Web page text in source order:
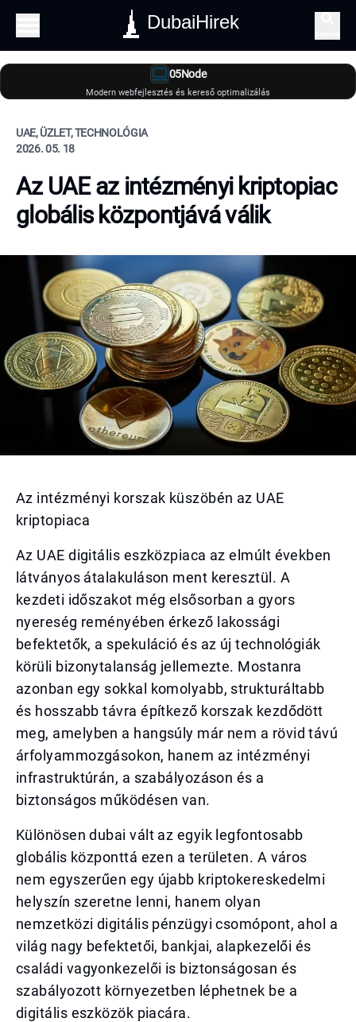
DubaiHirek
05Node
Modern webfejlesztés és kereső optimalizálás
UAE, ÜZLET, TECHNOLÓGIA
2026. 05. 18
Az UAE az intézményi kriptopiac
globális központjává válik
Az intézményi korszak küszöbén az UAE
kriptopiaca
Az UAE digitális eszközpiaca az elmúlt években
látványos átalakuláson ment keresztül. A
kezdeti időszakot még elsősorban a gyors
nyereség reményében érkező lakossági
befektetők, a spekuláció és az új technológiák
körüli bizonytalanság jellemezte. Mostanra
azonban egy sokkal komolyabb, strukturáltabb
és hosszabb távra építkező korszak kezdődött
meg, amelyben a hangsúly már nem a rövid távú
árfolyammozgásokon, hanem az intézményi
infrastruktúrán, a szabályozáson és a
biztonságos működésen van.
Különösen dubai vált az egyik legfontosabb
globális központtá ezen a területen. A város
nem egyszerűen egy újabb kriptokereskedelmi
helyszín szeretne lenni, hanem olyan
nemzetközi digitális pénzügyi csomópont, ahol a
világ nagy befektetői, bankjai, alapkezelői és
családi vagyonkezelői is biztonságosan és
szabályozott környezetben léphetnek be a
digitális eszközök piacára.